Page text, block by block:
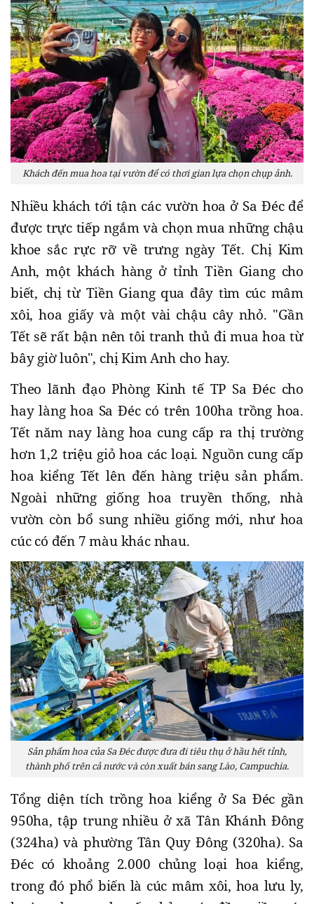
Khách đến mua hoa tại vườn để có thơi gian lựa chọn chụp ảnh.
Nhiều khách tới tận các vườn hoa ở Sa Đéc để
được trực tiếp ngắm và chọn mua những chậu
khoe sắc rực rỡ về trưng ngày Tết. Chị Kim
Anh, một khách hàng ở tỉnh Tiền Giang cho
biết, chị từ Tiền Giang qua đây tìm cúc mâm
xôi, hoa giấy và một vài chậu cây nhỏ. "Gần
Tết sẽ rất bận nên tôi tranh thủ đi mua hoa từ
bây giờ luôn", chị Kim Anh cho hay.
Theo lãnh đạo Phòng Kinh tế TP Sa Đéc cho
hay làng hoa Sa Đéc có trên 100ha trồng hoa.
Tết năm nay làng hoa cung cấp ra thị trường
hơn 1,2 triệu giỏ hoa các loại. Nguồn cung cấp
hoa kiểng Tết lên đến hàng triệu sản phẩm.
Ngoài những giống hoa truyền thống, nhà
vườn còn bổ sung nhiều giống mới, như hoa
cúc có đến 7 màu khác nhau.
Sản phẩm hoa của Sa Đéc được đưa đi tiêu thụ ở hầu hết tỉnh,
thành phố trên cả nước và còn xuất bán sang Lào, Campuchia.
Tổng diện tích trồng hoa kiểng ở Sa Đéc gần
950ha, tập trung nhiều ở xã Tân Khánh Đông
(324ha) và phường Tân Quy Đông (320ha). Sa
Đéc có khoảng 2.000 chủng loại hoa kiểng,
trong đó phổ biến là cúc mâm xôi, hoa lưu ly,